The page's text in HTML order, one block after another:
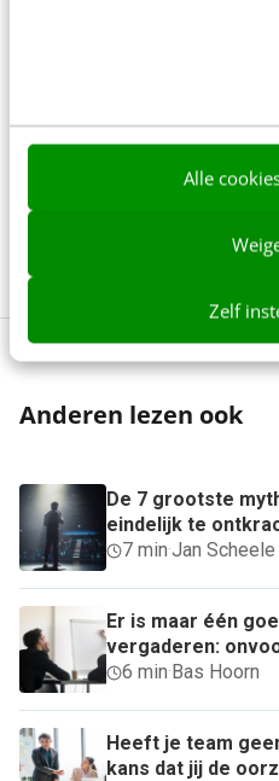
Alle
Zelf
van AI tot copywriting en
up-to-date, direct
Meer info
Anderen lezen ook
De 7 grootste
eindelijk te
7 min·Jan Scheele
Er is maar één
vergaderen:
6 min· Bas Hoorn
Heeft je team
kans dat jij de